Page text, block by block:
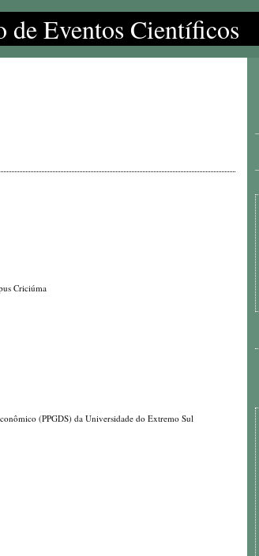
de Eventos Científicos
Criciúma
(PPGDS) da Universidade do Extremo Sul